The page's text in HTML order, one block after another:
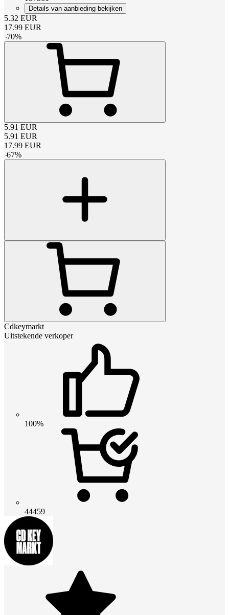
Details van aanbieding bekijken
5.32 EUR
17.99 EUR
-70%
5.91 EUR
5.91 EUR
17.99 EUR
-67%
Cdkeymarkt
Uitstekende verkoper
100%
44459